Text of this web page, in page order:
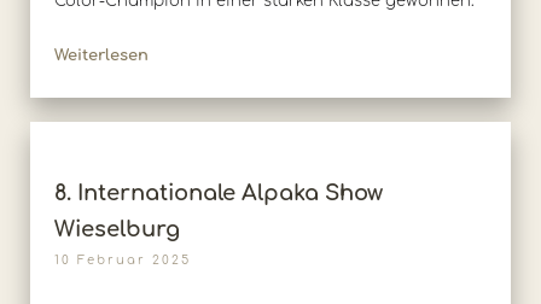
Weiterlesen
8. Internationale Alpaka Show
Wieselburg
10 Februar 2025